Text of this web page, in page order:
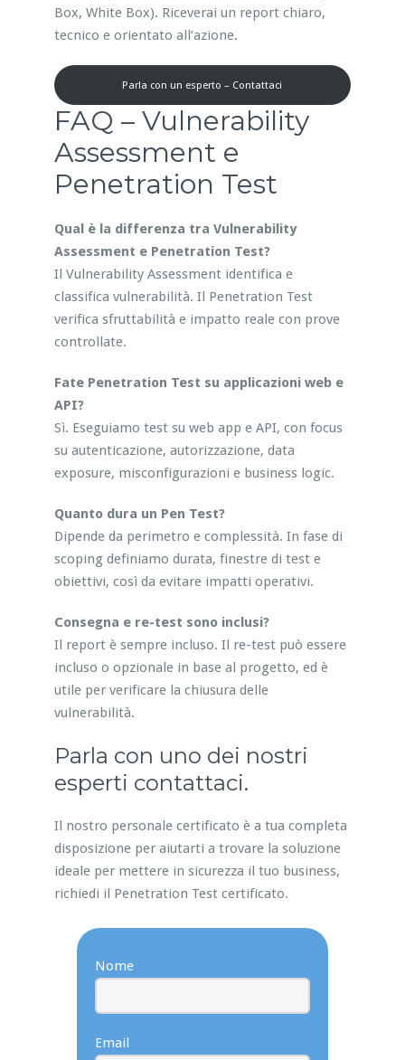
Box, White Box). Riceverai un report chiaro,
tecnico e orientato all’azione.
Parla con un esperto – Contattaci
FAQ – Vulnerability
Assessment e
Penetration Test
Qual è la differenza tra Vulnerability
Assessment e Penetration Test?
Il Vulnerability Assessment identifica e
classifica vulnerabilità. Il Penetration Test
verifica sfruttabilità e impatto reale con prove
controllate.
Fate Penetration Test su applicazioni web e
API?
Sì. Eseguiamo test su web app e API, con focus
su autenticazione, autorizzazione, data
exposure, misconfigurazioni e business logic.
Quanto dura un Pen Test?
Dipende da perimetro e complessità. In fase di
scoping definiamo durata, finestre di test e
obiettivi, così da evitare impatti operativi.
Consegna e re-test sono inclusi?
Il report è sempre incluso. Il re-test può essere
incluso o opzionale in base al progetto, ed è
utile per verificare la chiusura delle
vulnerabilità.
Parla con uno dei nostri
esperti contattaci.
Il nostro personale certificato è a tua completa
disposizione per aiutarti a trovare la soluzione
ideale per mettere in sicurezza il tuo business,
richiedi il Penetration Test certificato.
Nome
Email